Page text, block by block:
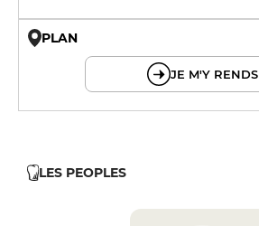
PLAN
JE M'Y RENDS
LES PEOPLES